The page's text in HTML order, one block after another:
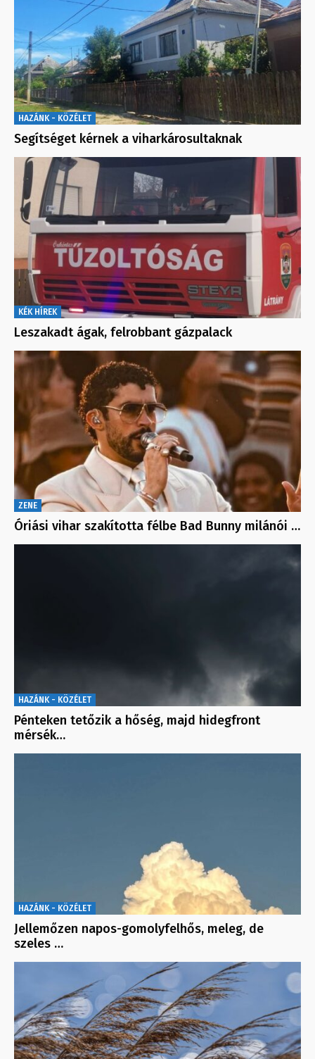
HAZÁNK - KÖZÉLET
Segítséget kérnek a viharkárosultaknak
KÉK HÍREK
Leszakadt ágak, felrobbant gázpalack
ZENE
Óriási vihar szakította félbe Bad Bunny milánói …
HAZÁNK - KÖZÉLET
Pénteken tetőzik a hőség, majd hidegfront
mérsék…
HAZÁNK - KÖZÉLET
Jellemőzen napos-gomolyfelhős, meleg, de
szeles …